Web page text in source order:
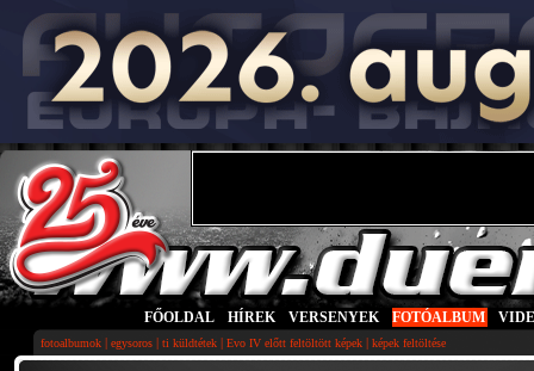
FŐOLDAL HÍREK VERSENYEK FOTÓALBUM
fotoalbumok | egysoros | ti küldtétek | Evo IV előtt feltöltött képek | képek feltöltése